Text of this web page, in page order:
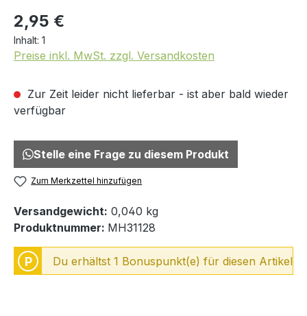
2,95 €
Inhalt: 1
Preise inkl. MwSt. zzgl. Versandkosten
Zur Zeit leider nicht lieferbar - ist aber bald wieder
verfügbar
Stelle eine Frage zu diesem Produkt
Zum Merkzettel hinzufügen
Versandgewicht: 0,040 kg
Produktnummer: MH31128
P Du erhältst 1 Bonuspunkt(e) für diesen Artikel